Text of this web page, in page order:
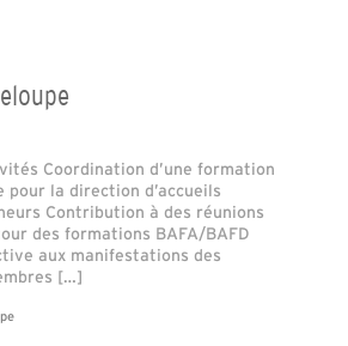
Coordination d’une formation
pour la direction d’accueils
Contribution à des réunions
des formations BAFA/BAFD
aux manifestations des
[…]